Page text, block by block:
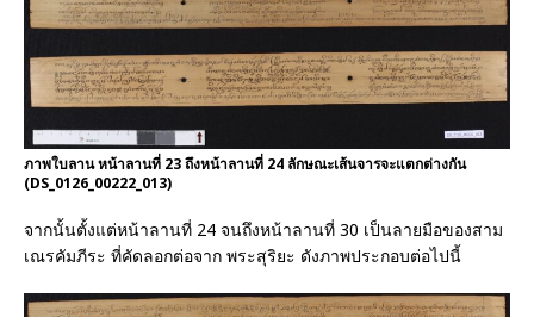
ภาพใบลาน หน้าลานที่ 23 ถึงหน้าลานที่ 24 ลักษณะเส้นจารจะแตกต่างกัน
(DS_0126_00222_013)
จากนั้นตั้งแต่หน้าลานที่ 24 จนถึงหน้าลานที่ 30 เป็นลายมือของสาม
เณรคัมภีระ ที่คัดลอกต่อจาก พระสุริยะ ดังภาพประกอบต่อไปนี้